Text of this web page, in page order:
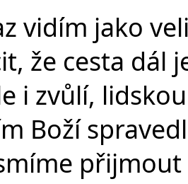
vidím jako
že cesta dál
i zvůlí,
Boží